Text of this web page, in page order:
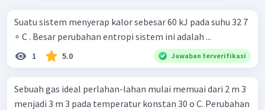
Suatu sistem menyerap kalor sebesar 60 kJ pada suhu 32 7
∘ C . Besar perubahan entropi sistem ini adalah ...
1 5.0 Jawaban terverifikasi
Sebuah gas ideal perlahan-lahan mulai memuai dari 2 m 3
menjadi 3 m 3 pada temperatur konstan 30 o C. Perubahan